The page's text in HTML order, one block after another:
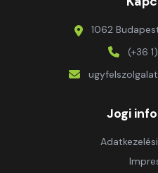
1062
(+36
Jogi